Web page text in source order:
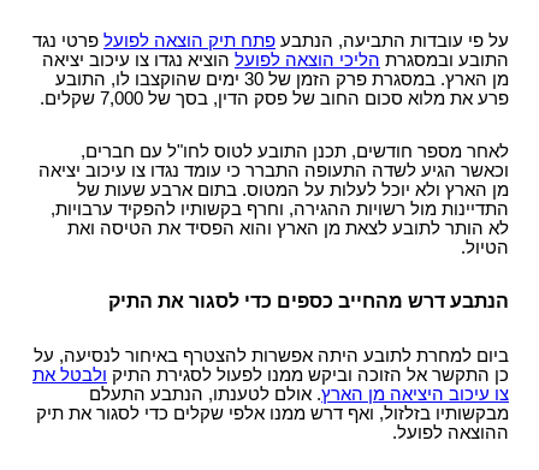
על פי עובדות התביעה, הנתבע פתח תיק הוצאה לפועל פרטי נגד
התובע ובמסגרת הליכי הוצאה לפועל הוציא נגדו צו עיכוב יציאה
מן הארץ. במסגרת פרק הזמן של 30 ימים שהוקצבו לו, התובע
פרע את מלוא סכום החוב של פסק הדין, בסך של 7,000 שקלים.
לאחר מספר חודשים, תכנן התובע לטוס לחו"ל עם חברים,
וכאשר הגיע לשדה התעופה התברר כי עומד נגדו צו עיכוב יציאה
מן הארץ ולא יוכל לעלות על המטוס. בתום ארבע שעות של
התדיינות מול רשויות ההגירה, וחרף בקשותיו להפקיד ערבויות,
לא הותר לתובע לצאת מן הארץ והוא הפסיד את הטיסה ואת
הטיול.
הנתבע דרש מהחייב כספים כדי לסגור את התיק
ביום למחרת לתובע היתה אפשרות להצטרף באיחור לנסיעה, על
כן התקשר אל הזוכה וביקש ממנו לפעול לסגירת התיק ולבטל את
צו עיכוב היציאה מן הארץ. אולם לטענתו, הנתבע התעלם
מבקשותיו בזלזול, ואף דרש ממנו אלפי שקלים כדי לסגור את תיק
ההוצאה לפועל.